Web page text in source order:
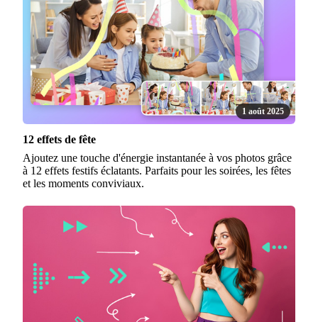
1 août 2025
12 effets de fête
Ajoutez une touche d'énergie instantanée à vos photos grâce
à 12 effets festifs éclatants. Parfaits pour les soirées, les fêtes
et les moments conviviaux.